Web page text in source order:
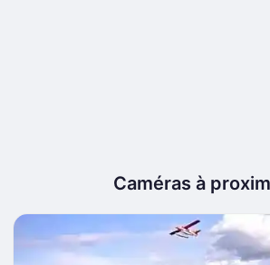
Caméras à